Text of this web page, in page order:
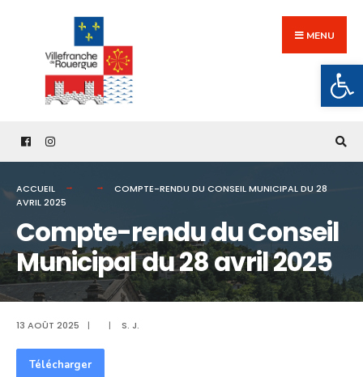
content
MENU
ACCUEIL
COMPTE-RENDU DU CONSEIL MUNICIPAL DU 28
AVRIL 2025
Compte-rendu du Conseil
Municipal du 28 avril 2025
13 AOÛT 2025 | | S. J.
Télécharger